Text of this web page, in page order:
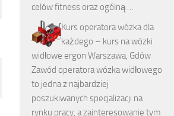
celów fitness oraz ogólną …
Kurs operatora wózka dla
każdego – kurs na wózki
widłowe ergon Warszawa, Gdów
Zawód operatora wózka widłowego
to jedna z najbardziej
poszukiwanych specjalizacji na
rynku pracy, a zainteresowanie tym